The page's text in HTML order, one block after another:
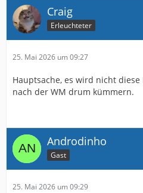
Craig
Erleuchteter
25. Mai 2026 um 09:27
Hauptsache, es wird nicht diese
nach der WM drum kümmern.
Androdinho
Gast
25. Mai 2026 um 09:29